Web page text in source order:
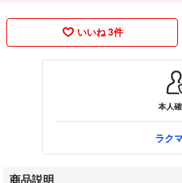
いいね 3件
本人
ラク
商品説明